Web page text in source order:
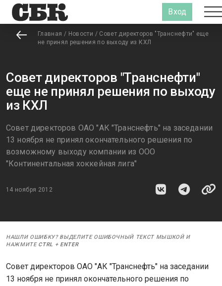
Вход
Главная / Новости / Совет директоров "Транснефти" еще
не принял решения по выходу из КХЛ
Совет директоров "Транснефти"
еще не принял решения по выходу
из КХЛ
Совет директоров ОАО "АК "Транснефть" на заседании
13 ноября не принял окончательного решения по
возможному выходу компании из ООО
"Континентальная хоккейная лига"
14 ноября 2012
НАШЛИ ОШИБКУ? ВЫДЕЛИТЕ ОШИБОЧНЫЙ ТЕКСТ МЫШКОЙ И
НАЖМИТЕ CTRL + ENTER
Совет директоров ОАО "АК "Транснефть" на заседании
13 ноября не принял окончательного решения по